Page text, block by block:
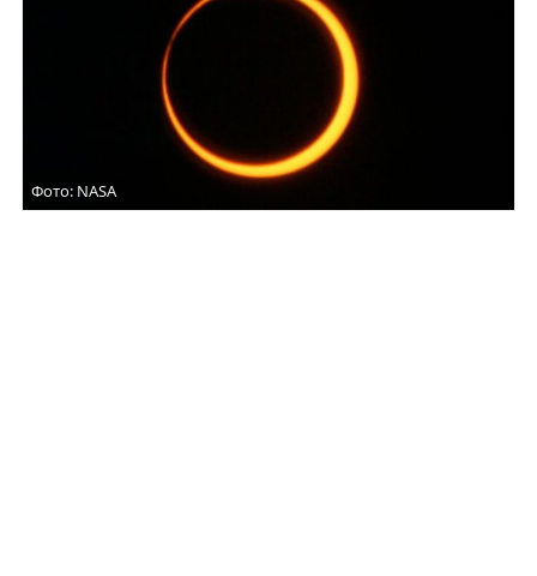
Фото: NASA